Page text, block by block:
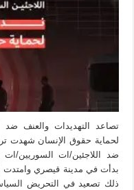
تصاعد التهديدات والعنف ضد
لحماية حقوق الإنسان شهدت
ضد اللاجئين/ات السوريين/
بدأت في مدينة قيصري وامتدت
ذلك تصعيد في التحريض